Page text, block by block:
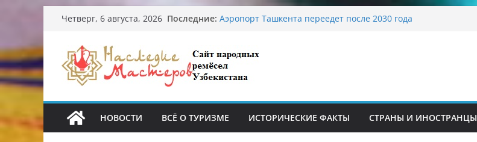
Перейти
содержимому
Четверг, 6 августа, 2026 Последние: Узбекские традиционные узоры: символика и
Опасная диета Алины Загитовой
От знахарей до университетских клиник
Обрушение на одном из ключевых перекрёстков
НОВОСТИ ВСЁ О ТУРИЗМЕ ИСТОРИЧЕСКИЕ ФАКТЫ СТРАНЫ И ИНОСТРАНЦЫ